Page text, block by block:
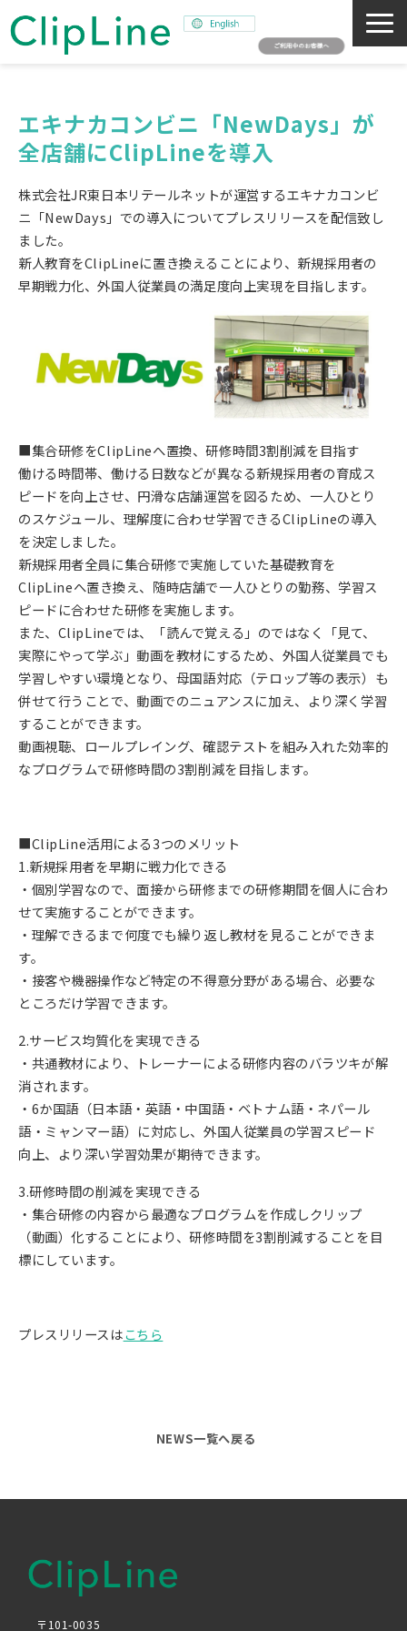
事業紹介
ミッション
サステナビリティ
SNAPSHOT
エキナカコンビニ「NewDays」が
全店舗にClipLineを導入
株式会社JR東日本リテールネットが運営するエキナカコンビ
ニ「NewDays」での導入についてプレスリリースを配信致し
ました。
新人教育をClipLineに置き換えることにより、新規採用者の
早期戦力化、外国人従業員の満足度向上実現を目指します。
■集合研修をClipLineへ置換、研修時間3割削減を目指す
働ける時間帯、働ける日数などが異なる新規採用者の育成ス
ピードを向上させ、円滑な店舗運営を図るため、一人ひとり
のスケジュール、理解度に合わせ学習できるClipLineの導入
を決定しました。
新規採用者全員に集合研修で実施していた基礎教育を
ClipLineへ置き換え、随時店舗で一人ひとりの勤務、学習ス
ピードに合わせた研修を実施します。
また、ClipLineでは、「読んで覚える」のではなく「見て、
実際にやって学ぶ」動画を教材にするため、外国人従業員でも
学習しやすい環境となり、母国語対応（テロップ等の表示）も
併せて行うことで、動画でのニュアンスに加え、より深く学習
することができます。
動画視聴、ロールプレイング、確認テストを組み入れた効率的
なプログラムで研修時間の3割削減を目指します。
■ClipLine活用による3つのメリット
1.新規採用者を早期に戦力化できる
・個別学習なので、面接から研修までの研修期間を個人に合わ
せて実施することができます。
・理解できるまで何度でも繰り返し教材を見ることができま
す。
・接客や機器操作など特定の不得意分野がある場合、必要な
ところだけ学習できます。
2.サービス均質化を実現できる
・共通教材により、トレーナーによる研修内容のバラツキが解
消されます。
・6か国語（日本語・英語・中国語・ベトナム語・ネパール
語・ミャンマー語）に対応し、外国人従業員の学習スピード
向上、より深い学習効果が期待できます。
3.研修時間の削減を実現できる
・集合研修の内容から最適なプログラムを作成しクリップ
（動画）化することにより、研修時間を3割削減することを目
標にしています。
プレスリリースはこちら
NEWS一覧へ戻る
〒101-0035